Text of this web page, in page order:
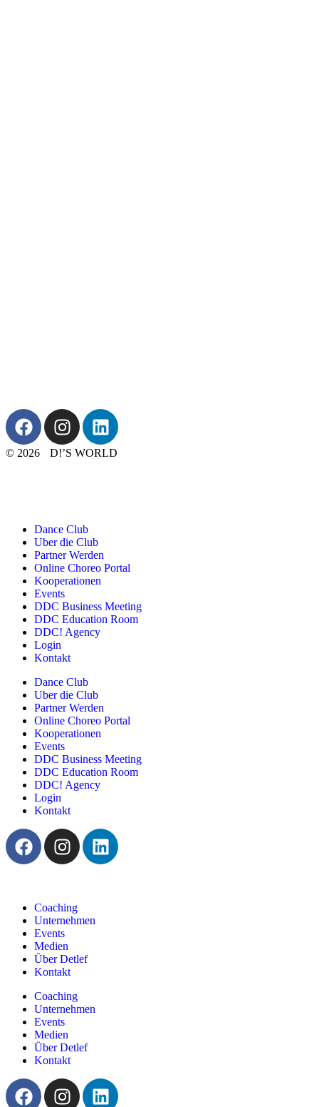
© 2026 D!’S WORLD
Dance Club
Uber die Club
Partner Werden
Online Choreo Portal
Kooperationen
Events
DDC Business Meeting
DDC Education Room
DDC! Agency
Login
Kontakt
Dance Club
Uber die Club
Partner Werden
Online Choreo Portal
Kooperationen
Events
DDC Business Meeting
DDC Education Room
DDC! Agency
Login
Kontakt
Coaching
Unternehmen
Events
Medien
Über Detlef
Kontakt
Coaching
Unternehmen
Events
Medien
Über Detlef
Kontakt